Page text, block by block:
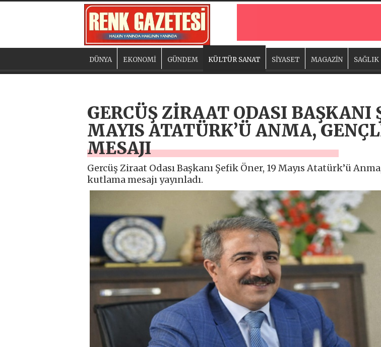
DÜNYA EKONOMİ GÜNDEM KÜLTÜR SANAT SİYASET MAGAZİN SAĞLIK
GERCÜŞ ZİRAAT ODASI BAŞKANI
MAYIS ATATÜRK’Ü ANMA,
MESAJI
Gercüş Ziraat Odası Başkanı Şefik Öner, 19 Mayıs Atatürk’ü
kutlama mesajı yayınladı.